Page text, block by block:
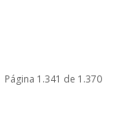
Página 1.341 de 1.370